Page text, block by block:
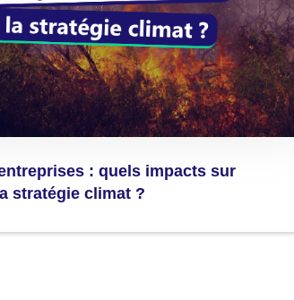
: quels impacts sur
stratégie climat ?